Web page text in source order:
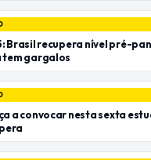
Brasil recupera nível pré-
tem gargalos
a convocar nesta sexta